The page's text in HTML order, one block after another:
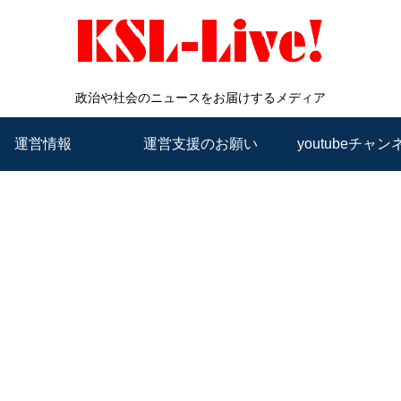
政治や社会のニュースをお届けするメディア
運営情報 運営支援のお願い youtubeチャン